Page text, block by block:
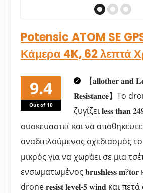
Potensic ATOM SE
Κάμερα 4K, 62 λεπτά
Out of 10
【𝐚𝐥𝐥𝐨𝐭𝐡𝐞𝐫 𝐚𝐧𝐝
𝐑𝐞𝐬𝐢𝐬𝐭𝐚𝐧𝐜𝐞】Το
ζυγίζει 𝐥𝐞𝐬𝐬 𝐭𝐡𝐚𝐧
συσκευαστεί και να
αναδιπλούμενος σχεδιασμός
μικρός για να χωράει σε μια
ενσωματωμένος 𝐛𝐫𝐮𝐬𝐡𝐥𝐞𝐬𝐬 𝐦?𝐭𝐨𝐫
drone 𝐫𝐞𝐬𝐢𝐬𝐭 𝐥𝐞𝐯𝐞𝐥-𝟓 𝐰𝐢𝐧𝐝 και